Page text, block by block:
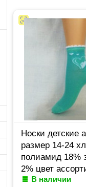
Носки детские
размер 14-24
полиамид 18%
2% цвет
девочки
В наличии